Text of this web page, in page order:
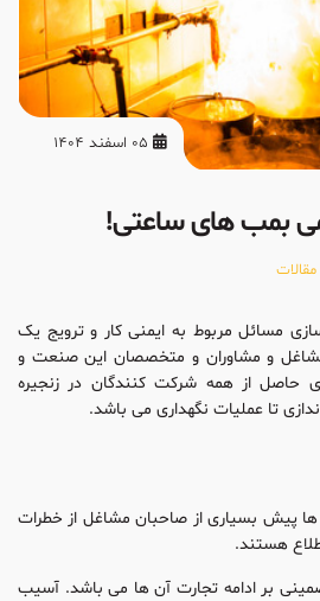
بمب های ساعتی!
مقالات
مسائل مربوط به ایمنی کار و ترویج یک
و مشاوران و متخصصان این صنعت و
از همه شرکت کنندگان در زنجیره
تا عملیات نگهداری می باشد.
پیش بسیاری از صاحبان مشاغل از خطرات
هستند.
بر ادامه تجارت آن ها می باشد. آسیب